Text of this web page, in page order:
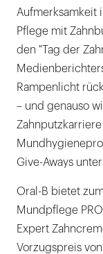
Aufmerksamkeit
Pflege mit
den "Tag der
Rampenlicht
– und genauso
Give-Aways
Oral-B bietet
Mundpflege
Expert
Vorzugspreis